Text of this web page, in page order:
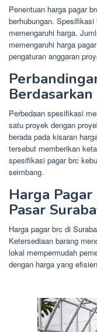
Penentuan harga pagar
berhubungan.
memengaruhi harga.
memengaruhi harga
pengaturan anggaran
Perbedaan spesifikasi
satu proyek dengan
berada pada kisaran
tersebut memberikan
spesifikasi pagar brc
seimbang.
Harga Pagar
Pasar
Harga pagar brc di
Ketersediaan barang
lokal mempermudah
dengan harga yang